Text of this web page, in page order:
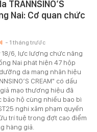
Nai: Cơ quan chức
18/6, lực lượng chức năng
Nai phát hiện 47 hộp
da mang nhãn hiệu
CREAM" có dấu
mạo thương hiệu đã
bảo hộ cùng nhiều bao bì
nghi xâm phạm quyền
trí tuệ trong đợt cao điểm
hàng giả.
- 1 tháng trước